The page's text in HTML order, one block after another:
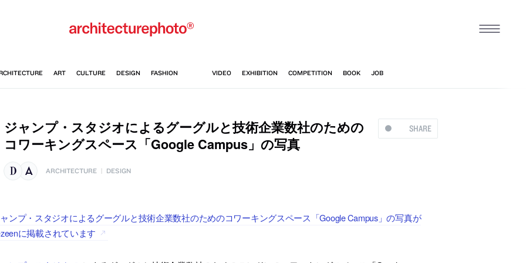
SHARE
ジャンプ・スタジオによるグーグルと技術企業数社のための
コワーキングスペース「Google Campus」の写真
ARCHITECTURE DESIGN
ンプ・スタジオによるグーグルと技術企業数社のためのコワーキングスペース「Google Campus」の写真が
に掲載されています